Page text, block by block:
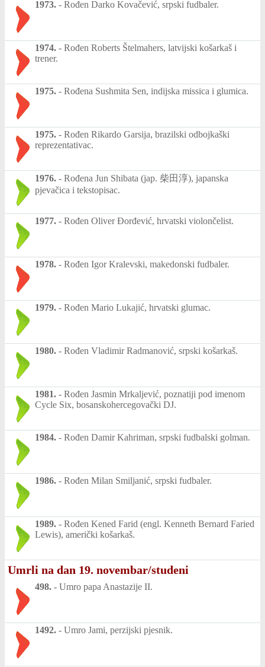
1973. - Rođen Darko Kovačević, srpski fudbaler.
1974. - Rođen Roberts Štelmahers, latvijski košarkaš i
trener.
1975. - Rođena Sushmita Sen, indijska missica i glumica.
1975. - Rođen Rikardo Garsija, brazilski odbojkaški
reprezentativac.
1976. - Rođena Jun Shibata (jap. 柴田淳), japanska
pjevačica i tekstopisac.
1977. - Rođen Oliver Đorđević, hrvatski violončelist.
1978. - Rođen Igor Kralevski, makedonski fudbaler.
1979. - Rođen Mario Lukajić, hrvatski glumac.
1980. - Rođen Vladimir Radmanović, srpski košarkaš.
1981. - Rođen Jasmin Mrkaljević, poznatiji pod imenom
Cycle Six, bosanskohercegovački DJ.
1984. - Rođen Damir Kahriman, srpski fudbalski golman.
1986. - Rođen Milan Smiljanić, srpski fudbaler.
1989. - Rođen Kened Farid (engl. Kenneth Bernard Faried
Lewis), američki košarkaš.
Umrli na dan 19. novembar/studeni
498. - Umro papa Anastazije II.
1492. - Umro Jami, perzijski pjesnik.